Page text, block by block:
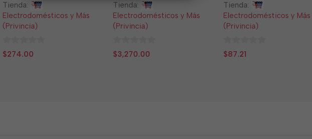
Tienda:
Electrodomésticos y Más
(Privincia)
0
$274.00
Tienda:
Electrodomésticos y Más
(Privincia)
0
$3,270.00
Tienda:
Electrodomésticos y Más
(Privincia)
0
$87.21